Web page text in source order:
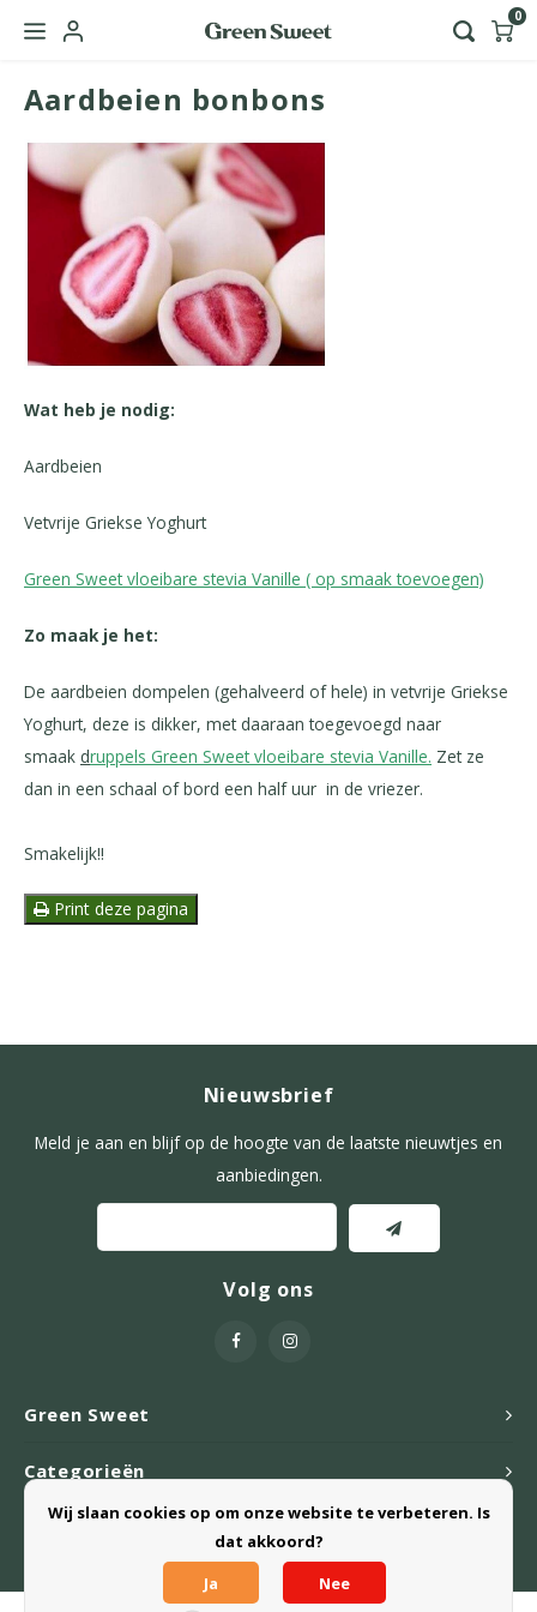
Hoofdmenu / green sweet zakelijk
Nederlands
English
0
Aardbeien bonbons
Wat heb je nodig:
Aardbeien
Vetvrije Griekse Yoghurt
Green Sweet vloeibare stevia Vanille ( op smaak toevoegen)
Zo maak je het:
De aardbeien dompelen (gehalveerd of hele) in vetvrije Griekse
Yoghurt, deze is dikker, met daaraan toegevoegd naar
smaak druppels Green Sweet vloeibare stevia Vanille. Zet ze
dan in een schaal of bord een half uur in de vriezer.
Smakelijk!!
Print deze pagina
Green Sweet
Nieuwsbrief
Meld je aan en blijf op de hoogte van de laatste nieuwtjes en
aanbiedingen.
Volg ons
Categorieën
Webshop
Wij slaan cookies op om onze website te verbeteren. Is
dat akkoord?
Ja
Nee